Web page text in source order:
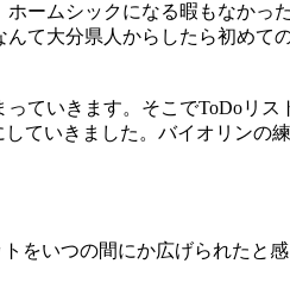
ームシックになる暇もなかっ
て大分県人からしたら初めて
ていきます。そこでToDoリス
ていきました。バイオリンの
をいつの間にか広げられたと感